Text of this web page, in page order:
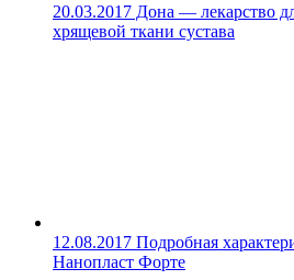
20.03.2017 Дона — лекарство
хрящевой ткани сустава
12.08.2017 Подробная
Нанопласт Форте